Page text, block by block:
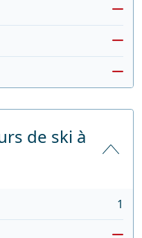
de ski à
1